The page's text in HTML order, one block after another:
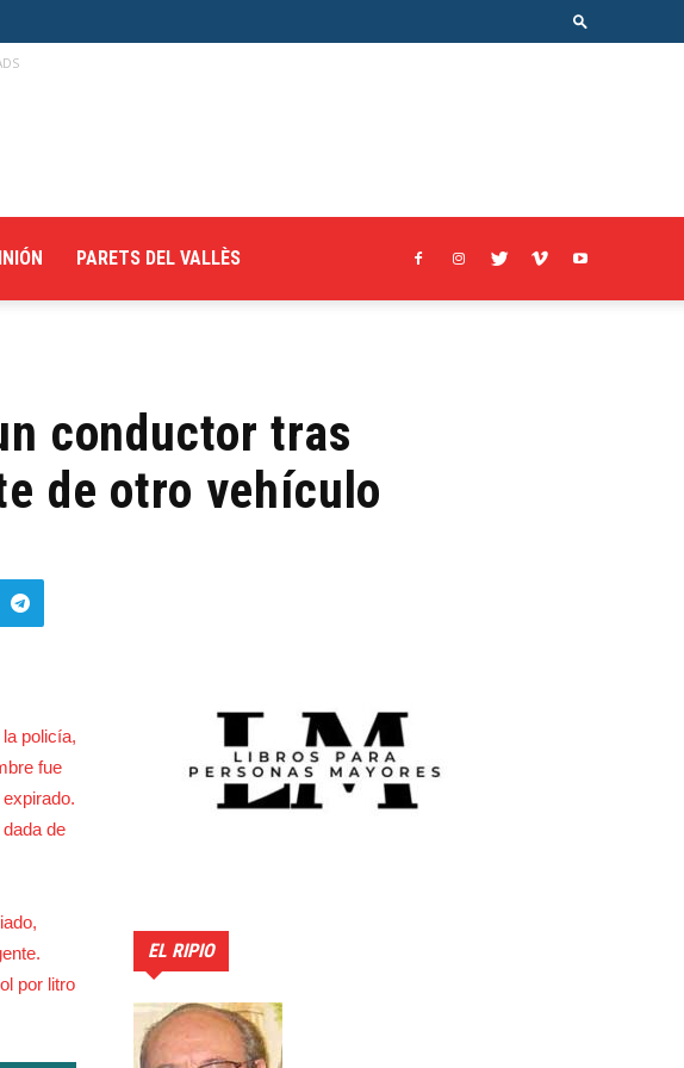
PARETS DEL VALLÈS
conductor tras
de otro vehículo
policía,
fue
de
por litro
EL RIPIO